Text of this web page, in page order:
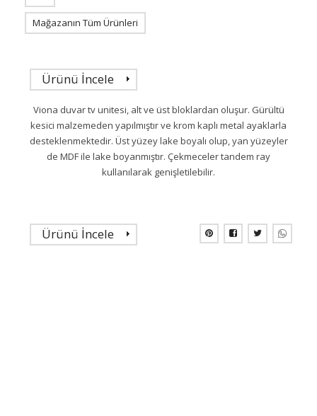
Mağazanın Tüm Ürünleri
Ürünü İncele
Viona duvar tv unitesi, alt ve üst bloklardan oluşur. Gürültü
kesici malzemeden yapılmıştır ve krom kaplı metal ayaklarla
desteklenmektedir. Üst yüzey lake boyalı olup, yan yüzeyler
de MDF ile lake boyanmıştır. Çekmeceler tandem ray
kullanılarak genişletilebilir.
Ürünü İncele